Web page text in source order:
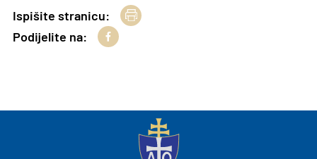
Ispišite stranicu:
Podijelite na: